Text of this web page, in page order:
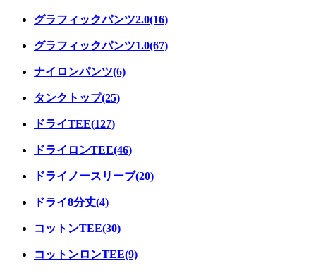
グラフィックパンツ2.0(16)
グラフィックパンツ1.0(67)
ナイロンパンツ(6)
タンクトップ(25)
ドライTEE(127)
ドライロンTEE(46)
ドライノースリーブ(20)
ドライ8分丈(4)
コットンTEE(30)
コットンロンTEE(9)